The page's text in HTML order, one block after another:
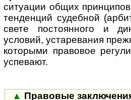
ситуации общих
тенденций судебной
свете постоянного и
условий, устаревания
которыми правовое
успевают.
▲ Правовые